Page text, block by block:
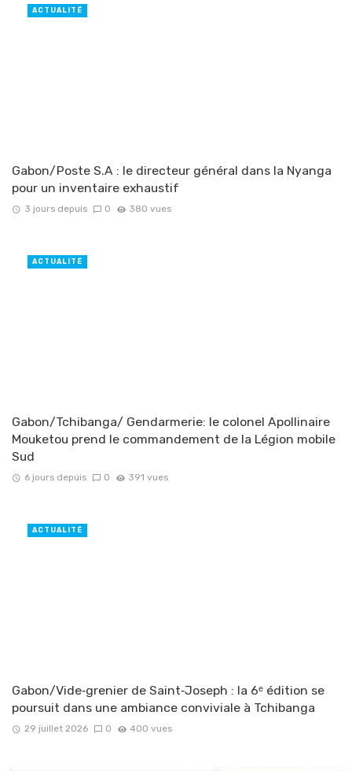
Gabon/Poste S.A : le directeur général dans la Nyanga
pour un inventaire exhaustif
3 jours depuis 0 380 vues
ACTUALITÉ
Gabon/Tchibanga/ Gendarmerie: le colonel Apollinaire
Mouketou prend le commandement de la Légion mobile
Sud
6 jours depuis 0 391 vues
ACTUALITÉ
Gabon/Vide‑grenier de Saint‑Joseph : la 6ᵉ édition se
poursuit dans une ambiance conviviale à Tchibanga
29 juillet 2026 0 400 vues
ACTUALITÉ